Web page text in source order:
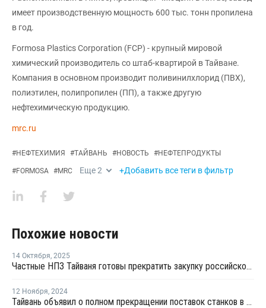
имеет производственную мощность 600 тыс. тонн пропилена
в год.
Formosa Plastics Corporation (FCP) - крупный мировой
химический производитель со штаб-квартирой в Тайване.
Компания в основном производит поливинилхлорид (ПВХ),
полиэтилен, полипропилен (ПП), а также другую
нефтехимическую продукцию.
mrc.ru
#НЕФТЕХИМИЯ #ТАЙВАНЬ #НОВОСТЬ #НЕФТЕПРОДУКТЫ
#FORMOSA #MRC Еще2 +Добавить все теги в фильтр
Похожие новости
14 Октября, 2025
Частные НПЗ Тайваня готовы прекратить закупку российской нафты
12 Ноября, 2024
Тайвань объявил о полном прекращении поставок станков в Россию